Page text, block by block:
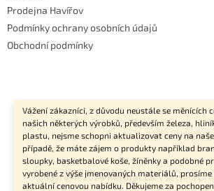
Vážení zákazníci, z důvodu neustále se měnících
našich některých výrobků, především železa,
plastu, nejsme schopni aktualizovat ceny na
případě, že máte zájem o produkty například
sloupky, basketbalové koše, žíněnky a podobné
vyrobené z výše jmenovaných materiálů,
aktuální cenovou nabídku. Děkujeme za
Prodejna Havířov
Podmínky ochrany osobních údajů
Obchodní podmínky
Vytvořil Shoptet
Copyright 2026Refotal.cz. Všechna